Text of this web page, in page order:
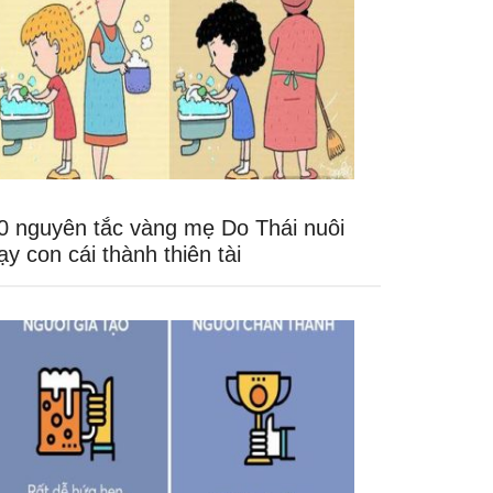
nguyên tắc vàng mẹ Do Thái nuôi
con cái thành thiên tài